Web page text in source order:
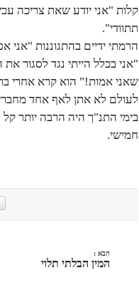
קלות "אני יודע שאת צריכה
תתוודי".
הרמתי ידיים בהתגוננות "אני
"אני בכלל הייתי נגד לסגור
שאני אמות!" הוא קרא אחרי
לעולם לא אתן לאף אחד מחברי
בימי התנ"ך היה הרבה יותר קל
חמישי.
הבא :
המין הבלתי תלוי